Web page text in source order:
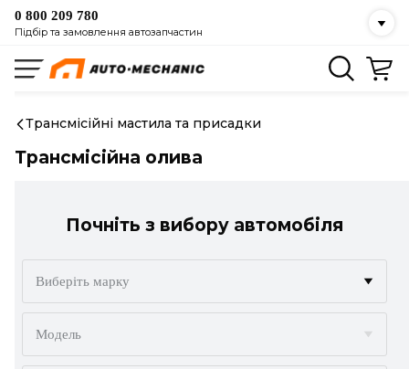
0 800 209 780
Підбір та замовлення автозапчастин
Трансмісійні мастила та присадки
Трансмісійна олива
Почніть з вибору автомобіля
Виберіть марку
ALFA ROMEO
Модель